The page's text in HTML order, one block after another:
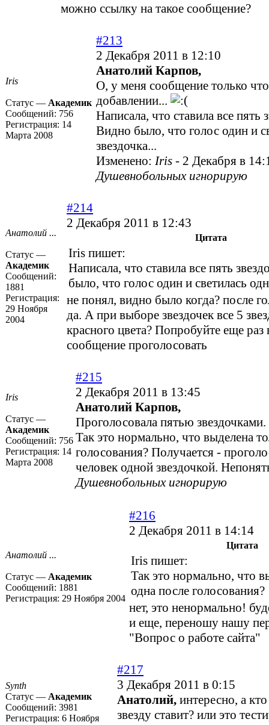
можно ссылку на такое сообщение?
Iris
Статус — Академик
Сообщений: 756
Регистрация: 14
Марта 2008
#213
2 Декабря 2011 в 12:10
Анатолий Карпов,
О, у меня сообщение только
добавлении...
Написала, что ставила все пять
Видно было, что голос один и
звездочка...
Изменено: Iris - 2 Декабря в
Душевнобольных игнорирую
Анатолий ...
Статус —
Академик
Сообщений:
1881
Регистрация:
29 Ноября
2004
#214
2 Декабря 2011 в 12:43
Цитата
Iris пишет:
Написала, что ставила все пять
было, что голос один и светилась
не понял, видно было когда? после
да. А при выборе звездочек все 5
красного цвета? Попробуйте еще раз
сообщение проголосовать
Iris
Статус —
Академик
Сообщений: 756
Регистрация: 14
Марта 2008
#215
2 Декабря 2011 в 13:45
Анатолий Карпов,
Проголосовала пятью звездочками.
Так это нормально, что выделена
голосования? Получается -
человек одной звездочкой.
Душевнобольных игнорирую
Анатолий ...
Статус — Академик
Сообщений: 1881
Регистрация: 29 Ноября 2004
#216
2 Декабря 2011 в 14:14
Цитата
Iris пишет:
Так это нормально, что
одна после голосования?
нет, это ненормально!
и еще, переношу нашу
"Вопрос о работе сайта"
Synth
Статус — Академик
Сообщений: 3981
Регистрация: 6 Ноября
#217
3 Декабря 2011 в 0:15
Анатолий, интересно, а
звезду ставит? или это